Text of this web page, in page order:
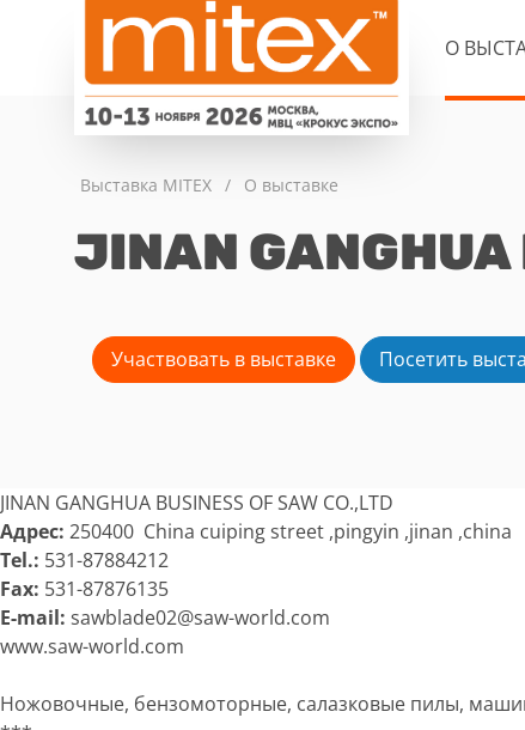
О
Выставка MITEX / О выставке
JINAN GANGHUA
Участвовать в выставке Посетить
JINAN GANGHUA BUSINESS OF SAW CO.,LTD
Адрес: 250400 China cuiping street ,pingyin ,jinan ,china
Tel.: 531-87884212
Fax: 531-87876135
E-mail: sawblade02@saw-world.com
www.saw-world.com
Ножовочные, бензомоторные, салазковые пилы,